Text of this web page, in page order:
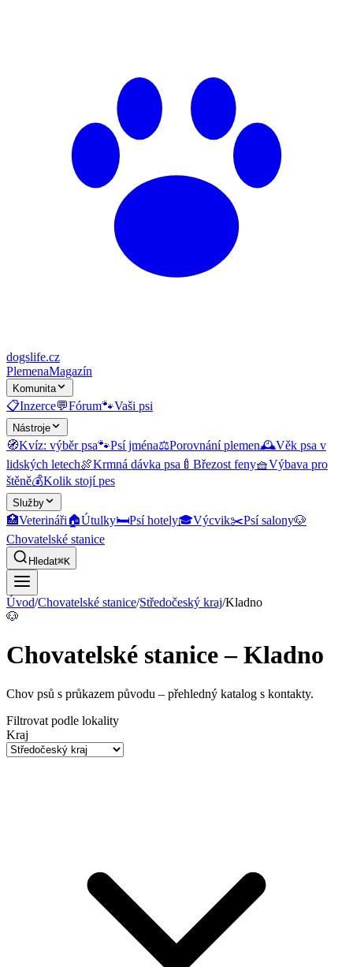
dogslife.cz
PlemenaMagazín
Komunita
📋Inzerce💬Fórum🐾Vaši psi
Nástroje
🧭Kvíz: výběr psa🐾Psí jména⚖️Porovnání plemen🕰️Věk psa v
lidských letech🍖Krmná dávka psa 🍼 Březost feny🧺Výbava pro
štěně💰Kolik stojí pes
Služby
🏥Veterináři🏠Útulky🛏️Psí hotely🎓Výcvik✂️Psí salony🐶
Chovatelské stanice
Hledat⌘K
Úvod/Chovatelské stanice/Středočeský kraj/Kladno
🐶
Chovatelské stanice – Kladno
Chov psů s průkazem původu – přehledný katalog s kontakty.
Filtrovat podle lokality
Kraj